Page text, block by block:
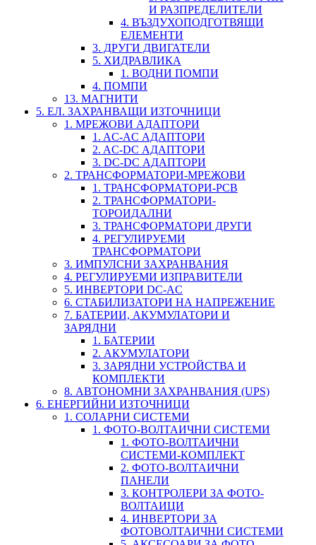
И РАЗПРЕДЕЛИТЕЛИ
4. ВЪЗДУХОПОДГОТВЯЩИ
ЕЛЕМЕНТИ
3. ДРУГИ ДВИГАТЕЛИ
5. ХИДРАВЛИКА
1. ВОДНИ ПОМПИ
4. ПОМПИ
13. МАГНИТИ
5. ЕЛ. ЗАХРАНВАЩИ ИЗТОЧНИЦИ
1. МРЕЖОВИ АДАПТОРИ
1. AC-AC АДАПТОРИ
2. AC-DC АДАПТОРИ
3. DC-DC АДАПТОРИ
2. ТРАНСФОРМАТОРИ-МРЕЖОВИ
1. ТРАНСФОРМАТОРИ-PCB
2. ТРАНСФОРМАТОРИ-
ТОРОИДАЛНИ
3. ТРАНСФОРМАТОРИ ДРУГИ
4. РЕГУЛИРУЕМИ
ТРАНСФОРМАТОРИ
3. ИМПУЛСНИ ЗАХРАНВАНИЯ
4. РЕГУЛИРУЕМИ ИЗПРАВИТЕЛИ
5. ИНВЕРТОРИ DC-AC
6. СТАБИЛИЗАТОРИ НА НАПРЕЖЕНИЕ
7. БАТЕРИИ, АКУМУЛАТОРИ И
ЗАРЯДНИ
1. БАТЕРИИ
2. АКУМУЛАТОРИ
3. ЗАРЯДНИ УСТРОЙСТВА И
КОМПЛЕКТИ
8. АВТОНОМНИ ЗАХРАНВАНИЯ (UPS)
6. ЕНЕРГИЙНИ ИЗТОЧНИЦИ
1. СОЛАРНИ СИСТЕМИ
1. ФОТО-ВОЛТАИЧНИ СИСТЕМИ
1. ФОТО-ВОЛТАИЧНИ
СИСТЕМИ-КОМПЛЕКТ
2. ФОТО-ВОЛТАИЧНИ
ПАНЕЛИ
3. КОНТРОЛЕРИ ЗА ФОТО-
ВОЛТАИЦИ
4. ИНВЕРТОРИ ЗА
ФОТОВОЛТАИЧНИ СИСТЕМИ